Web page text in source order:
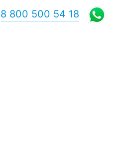
8 800 500 54 18